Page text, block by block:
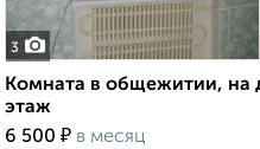
3
Комната в общежитии, на
этаж
6 500 ₽ в месяц